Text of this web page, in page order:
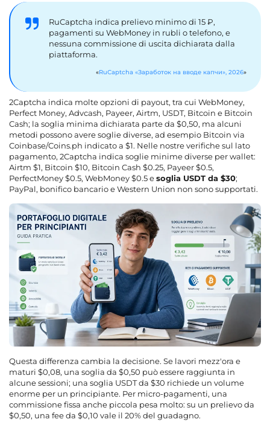
RuCaptcha indica prelievo minimo di 15 ₽,
pagamenti su WebMoney in rubli o telefono, e
nessuna commissione di uscita dichiarata dalla
piattaforma.
RuCaptcha «Заработок на вводе капчи», 2026
2Captcha indica molte opzioni di payout, tra cui WebMoney,
Perfect Money, Advcash, Payeer, Airtm, USDT, Bitcoin e Bitcoin
Cash; la soglia minima dichiarata parte da $0,50, ma alcuni
metodi possono avere soglie diverse, ad esempio Bitcoin via
Coinbase/Coins.ph indicato a $1. Nelle nostre verifiche sul lato
pagamento, 2Captcha indica soglie minime diverse per wallet:
Airtm $1, Bitcoin $10, Bitcoin Cash $0.25, Payeer $0.5,
PerfectMoney $0.5, WebMoney $0.5 esoglia USDT da $30;
PayPal, bonifico bancario e Western Union non sono supportati.
Questa differenza cambia la decisione. Se lavori mezz'ora e
maturi $0,08, una soglia da $0,50 può essere raggiunta in
alcune sessioni; una soglia USDT da $30 richiede un volume
enorme per un principiante. Per micro-pagamenti, una
commissione fissa anche piccola pesa molto: su un prelievo da
$0,50, una fee da $0,10 vale il 20% del guadagno.